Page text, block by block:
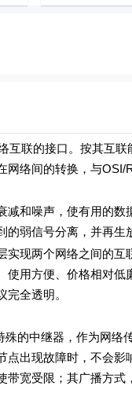
联的接口。按其互联
网络间的转换，与
声，使有用的数据
的弱信号分离，并再生
个网络之间的互联
便、价格相对低廉
全透明。
继器，作为网络传
点出现故障时，不会
带宽受限；其广播方